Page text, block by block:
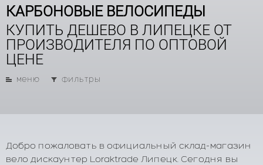
КАРБОНОВЫЕ ВЕЛОСИПЕДЫ
КУПИТЬ ДЕШЕВО В ЛИПЕЦКЕ ОТ
ПРОИЗВОДИТЕЛЯ ПО ОПТОВОЙ
ЦЕНЕ
меню фильтры
Добро пожаловать в официальный склад-магазин
вело дискаунтер Loraktrade Липецк. Сегодня вы